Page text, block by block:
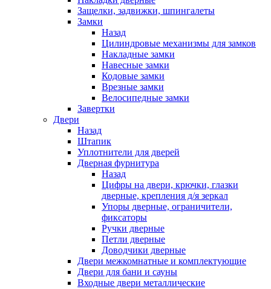
Защелки, задвижки, шпингалеты
Замки
Назад
Цилиндровые механизмы для замков
Накладные замки
Навесные замки
Кодовые замки
Врезные замки
Велосипедные замки
Завертки
Двери
Назад
Штапик
Уплотнители для дверей
Дверная фурнитура
Назад
Цифры на двери, крючки, глазки
дверные, крепления д/я зеркал
Упоры дверные, ограничители,
фиксаторы
Ручки дверные
Петли дверные
Доводчики дверные
Двери межкомнатные и комплектующие
Двери для бани и сауны
Входные двери металлические